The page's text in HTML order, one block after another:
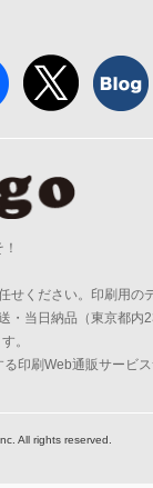
せください。印刷用の
・当日納品（東京都内
。
印刷Web通販サービ
All rights reserved.